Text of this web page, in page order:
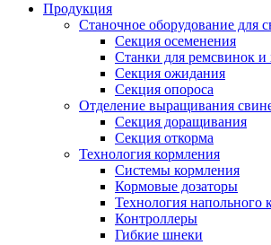
Продукция
Станочное оборудование для
Секция осеменения
Станки для ремсвинок и
Секция ожидания
Секция опороса
Отделение выращивания
Секция доращивания
Секция откорма
Технология кормления
Системы кормления
Кормовые дозаторы
Технология напольного
Контроллеры
Гибкие шнеки